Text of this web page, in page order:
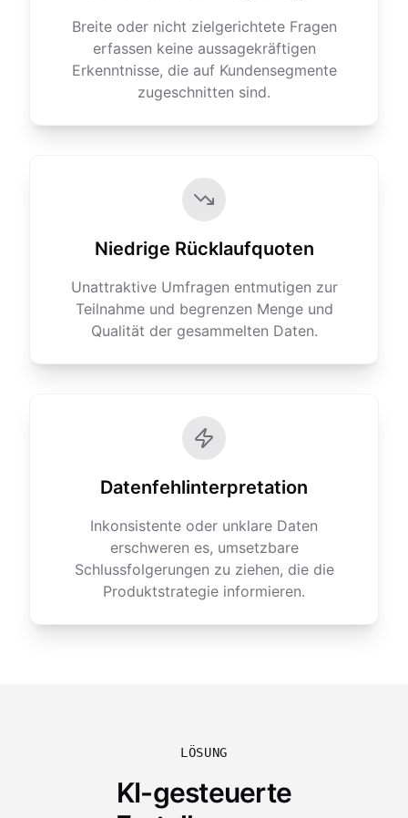
Breite oder nicht zielgerichtete Fragen
erfassen keine aussagekräftigen
Erkenntnisse, die auf Kundensegmente
zugeschnitten sind.
Niedrige Rücklaufquoten
Unattraktive Umfragen entmutigen zur
Teilnahme und begrenzen Menge und
Qualität der gesammelten Daten.
Datenfehlinterpretation
Inkonsistente oder unklare Daten
erschweren es, umsetzbare
Schlussfolgerungen zu ziehen, die die
Produktstrategie informieren.
LÖSUNG
KI-gesteuerte